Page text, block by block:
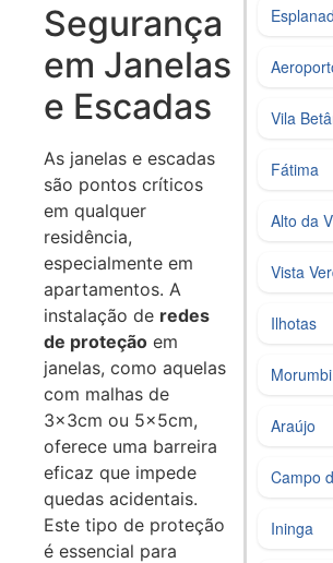
Segurança
em Janelas
e Escadas
As janelas e escadas
são pontos críticos
em qualquer
residência,
especialmente em
apartamentos. A
instalação de redes
de proteção em
janelas, como aquelas
com malhas de
3x3cm ou 5x5cm,
oferece uma barreira
eficaz que impede
quedas acidentais.
Este tipo de proteção
é essencial para
Vila
Fátima
Alto da
Vista
Ilhotas
Morumbi
Araújo
Campo
Ininga